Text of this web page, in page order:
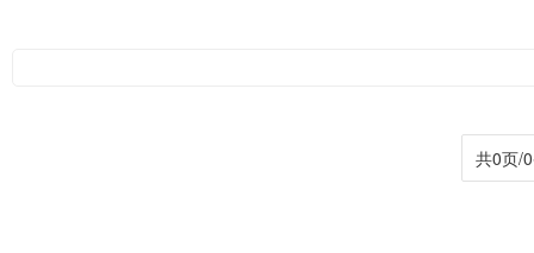
共0页/